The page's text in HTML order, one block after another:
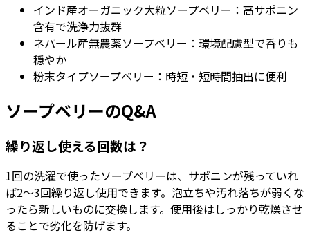
インド産オーガニック大粒ソープベリー：高サポニン
含有で洗浄力抜群
ネパール産無農薬ソープベリー：環境配慮型で香りも
穏やか
粉末タイプソープベリー：時短・短時間抽出に便利
ソープベリーのQ&A
繰り返し使える回数は？
1回の洗濯で使ったソープベリーは、サポニンが残っていれ
ば2〜3回繰り返し使用できます。泡立ちや汚れ落ちが弱くな
ったら新しいものに交換します。使用後はしっかり乾燥させ
ることで劣化を防げます。